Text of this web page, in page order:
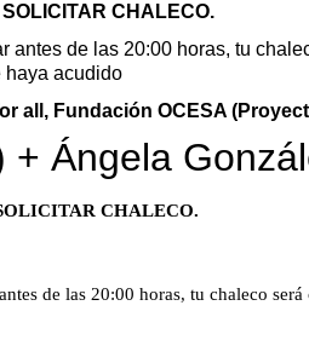
CHALECO.
antes de las 20:00 horas, tu
haya acudido
all, Fundación OCESA